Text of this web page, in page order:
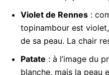
Violet de Rennes :
topinambour est
de sa peau. La chair
Patate : à l’image du
blanche, mais la peau